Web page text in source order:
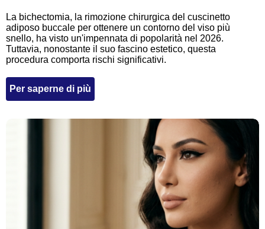
La bichectomia, la rimozione chirurgica del cuscinetto
adiposo buccale per ottenere un contorno del viso più
snello, ha visto un'impennata di popolarità nel 2026.
Tuttavia, nonostante il suo fascino estetico, questa
procedura comporta rischi significativi.
Per saperne di più